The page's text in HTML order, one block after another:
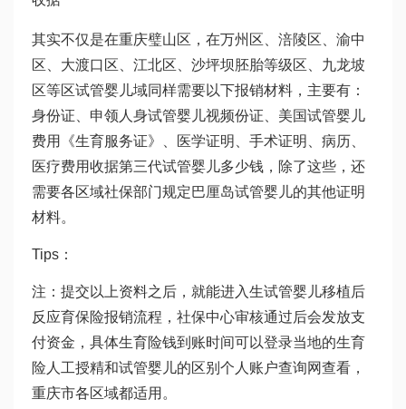
其实不仅是在重庆璧山区，在万州区、涪陵区、渝中
区、大渡口区、江北区、沙坪坝胚胎等级 区、九龙坡
区等区试管婴儿域同样需要以下报销材料，主要有：
身份证、申领人身试管婴儿视频份证、 美国试管婴儿
费用
《生育服务证》、医学证明、手术证明、病历、
医疗费用收据第三代试管婴儿多少钱 ，除了这些，还
需要各区域社保部门规定巴厘岛试管婴儿的其他证明
材料。
Tips：
注：提交以上资料之后，就能进入生试管婴儿移植后
反应育保险报销流程，社保中心审核通过后会发放支
付资金，具体生育险钱到账时间可以登录当地的生育
险人工授精和试管婴儿的区别 个人账户查询网查看，
重庆市各区域都适用。